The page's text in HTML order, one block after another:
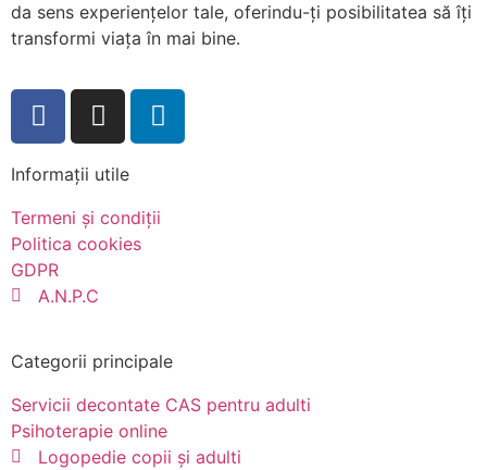
da sens experiențelor tale, oferindu-ți posibilitatea să îți
transformi viața în mai bine.
Informații utile
Termeni și condiții
Politica cookies
GDPR
A.N.P.C
Categorii principale
Servicii decontate CAS pentru adulti
Psihoterapie online
Logopedie copii și adulti